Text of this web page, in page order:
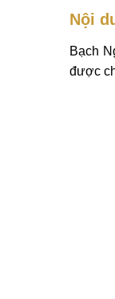
Nội
Bạch
được